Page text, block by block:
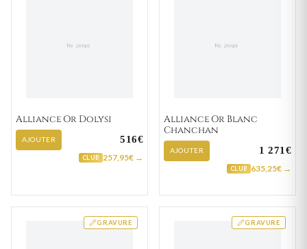
Alliance Or Dolysi
AJOUTER 516€
CLUB 257,95€ →
Alliance Or Blanc
Chanchan
AJOUTER 1 271€
CLUB 635,25€ →
GRAVURE GRAVURE